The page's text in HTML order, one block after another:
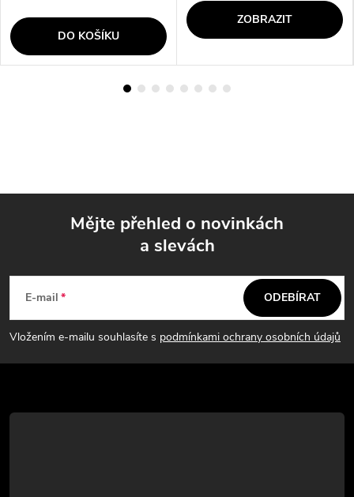
DO KOŠÍKU
ZOBRAZIT
p
t
Mějte přehled o novinkách
a slevách
E-mail
Vložením e-mailu souhlasíte s podmínkami ochrany osobních údajů
ODEBÍRAT